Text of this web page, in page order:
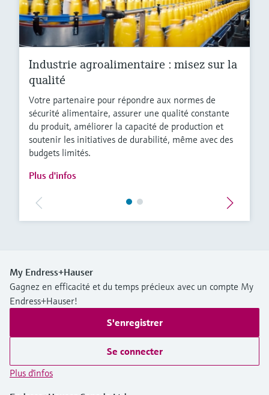
Industrie agroalimentaire : misez sur la
qualité
Votre partenaire pour répondre aux normes de
sécurité alimentaire, assurer une qualité constante
du produit, améliorer la capacité de production et
soutenir les initiatives de durabilité, même avec des
budgets limités.
Plus d'infos
My Endress+Hauser
Gagnez en efficacité et du temps précieux avec un compte My
Endress+Hauser!
S'enregistrer
Se connecter
Plus d'infos